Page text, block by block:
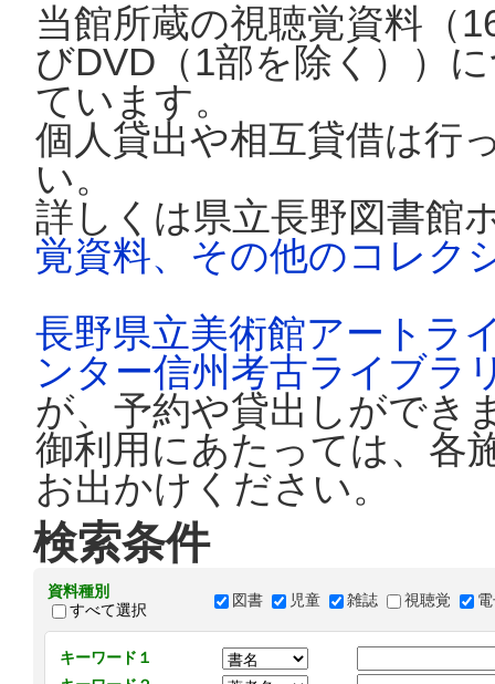
当館所蔵の視聴覚資料（
びDVD（1部を除く））
ています。
個人貸出や相互貸借は行
い。
詳しくは県立長野図書館
覚資料、その他のコレク
長野県立美術館アートラ
ンター信州考古ライブラ
が、予約や貸出しができ
御利用にあたっては、各
お出かけください。
検索条件
資料種別
すべて選択
図書 児童 雑誌 視聴覚
キーワード１